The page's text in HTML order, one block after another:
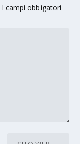
I campi obbligatori